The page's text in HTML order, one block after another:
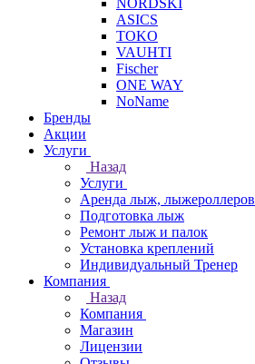
NORDSKI
ASICS
TOKO
VAUHTI
Fischer
ONE WAY
NoName
Бренды
Акции
Услуги
Назад
Услуги
Аренда лыж, лыжероллеров
Подготовка лыж
Ремонт лыж и палок
Установка креплений
Индивидуальный Тренер
Компания
Назад
Компания
Магазин
Лицензии